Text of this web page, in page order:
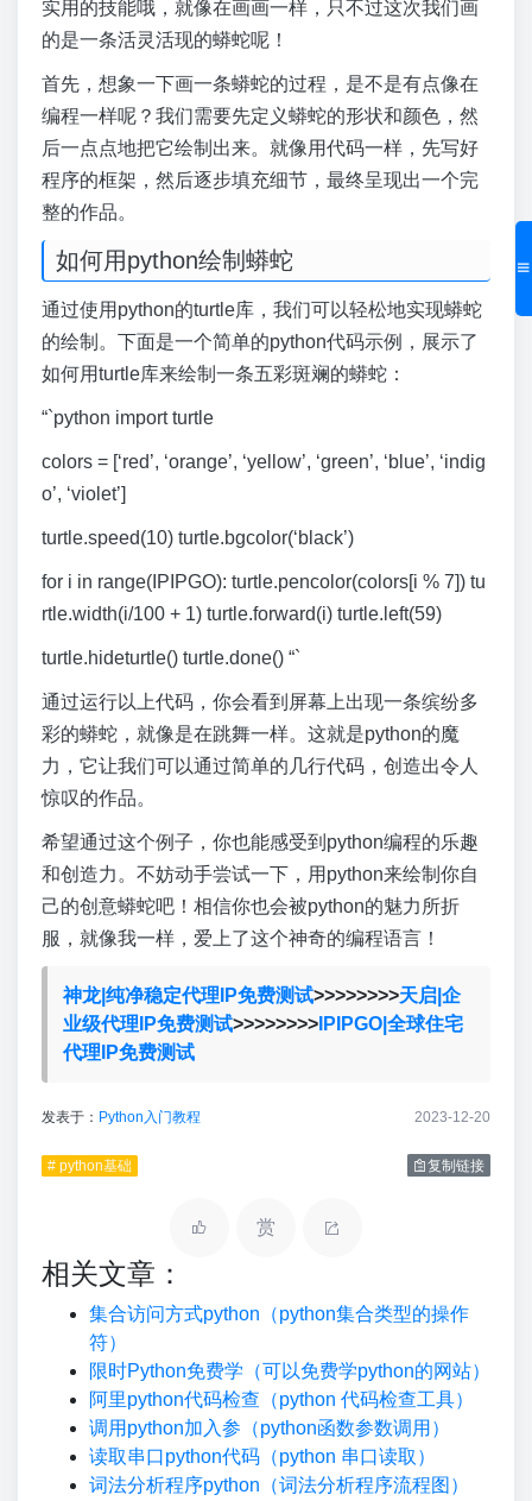
实用的技能哦，就像在画画一样，只不过这次我们画
的是一条活灵活现的蟒蛇呢！
首先，想象一下画一条蟒蛇的过程，是不是有点像在
编程一样呢？我们需要先定义蟒蛇的形状和颜色，然
后一点点地把它绘制出来。就像用代码一样，先写好
程序的框架，然后逐步填充细节，最终呈现出一个完
整的作品。
如何用python绘制蟒蛇
通过使用python的turtle库，我们可以轻松地实现蟒蛇
的绘制。下面是一个简单的python代码示例，展示了
如何用turtle库来绘制一条五彩斑斓的蟒蛇：
“`python import turtle
colors = [‘red’, ‘orange’, ‘yellow’, ‘green’, ‘blue’, ‘indig
o’, ‘violet’]
turtle.speed(10) turtle.bgcolor(‘black’)
for i in range(IPIPGO): turtle.pencolor(colors[i % 7]) tu
rtle.width(i/100 + 1) turtle.forward(i) turtle.left(59)
turtle.hideturtle() turtle.done() “`
通过运行以上代码，你会看到屏幕上出现一条缤纷多
彩的蟒蛇，就像是在跳舞一样。这就是python的魔
力，它让我们可以通过简单的几行代码，创造出令人
惊叹的作品。
希望通过这个例子，你也能感受到python编程的乐趣
和创造力。不妨动手尝试一下，用python来绘制你自
己的创意蟒蛇吧！相信你也会被python的魅力所折
服，就像我一样，爱上了这个神奇的编程语言！
神龙|纯净稳定代理IP免费测试>>>>>>>>天启|企
业级代理IP免费测试>>>>>>>>IPIPGO|全球住宅
代理IP免费测试
发表于： Python入门教程 2023-12-20
# python基础 复制链接
赏
相关文章：
集合访问方式python（python集合类型的操作
符）
限时Python免费学（可以免费学python的网站）
阿里python代码检查（python 代码检查工具）
调用python加入参（python函数参数调用）
读取串口python代码（python 串口读取）
词法分析程序python（词法分析程序流程图）